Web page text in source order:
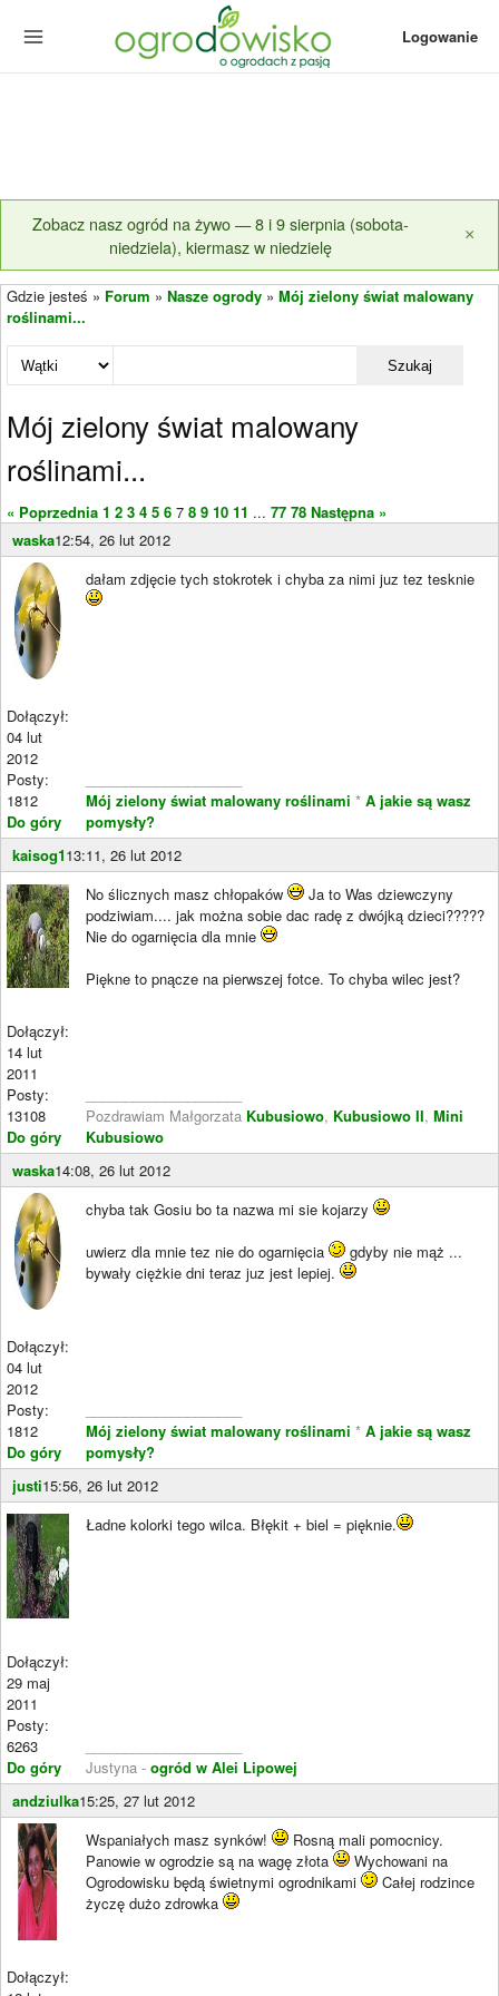
Logowanie
Zobacz nasz ogród na żywo — 8 i 9 sierpnia (sobota-
niedziela), kiermasz w niedzielę
×
Gdzie jesteś » Forum » Nasze ogrody » Mój zielony świat malowany
roślinami...
Szukaj
Mój zielony świat malowany
roślinami...
« Poprzednia 1 2 3 4 5 6 7 8 9 10 11 ... 77 78 Następna »
waska12:54, 26 lut 2012
Dołączył:
04 lut
2012
Posty:
1812
Do góry
dałam zdjęcie tych stokrotek i chyba za nimi juz tez tesknie
Mój zielony świat malowany roślinami * A jakie są wasz
pomysły?
kaisog113:11, 26 lut 2012
Dołączył:
14 lut
2011
Posty:
13108
Do góry
No ślicznych masz chłopaków
Ja to Was dziewczyny
podziwiam.... jak można sobie dac radę z dwójką dzieci?????
Nie do ogarnięcia dla mnie
Piękne to pnącze na pierwszej fotce. To chyba wilec jest?
Pozdrawiam Małgorzata Kubusiowo, Kubusiowo II, Mini
Kubusiowo
waska14:08, 26 lut 2012
Dołączył:
04 lut
2012
Posty:
1812
Do góry
chyba tak Gosiu bo ta nazwa mi sie kojarzy
uwierz dla mnie tez nie do ogarnięcia
gdyby nie mąż ...
bywały ciężkie dni teraz juz jest lepiej.
Mój zielony świat malowany roślinami * A jakie są wasz
pomysły?
justi15:56, 26 lut 2012
Dołączył:
29 maj
2011
Posty:
6263
Do góry
Ładne kolorki tego wilca. Błękit + biel = pięknie.
Justyna - ogród w Alei Lipowej
andziulka15:25, 27 lut 2012
Dołączył:
Wspaniałych masz synków!
Rosną mali pomocnicy.
Panowie w ogrodzie są na wagę złota
Wychowani na
Ogrodowisku będą świetnymi ogrodnikami
Całej rodzince
życzę dużo zdrowka